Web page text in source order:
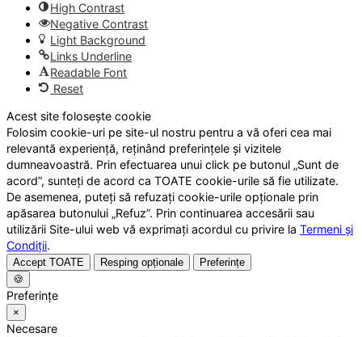
High Contrast
Negative Contrast
Light Background
Links Underline
Readable Font
Reset
Acest site folosește cookie
Folosim cookie-uri pe site-ul nostru pentru a vă oferi cea mai
relevantă experiență, reținând preferințele și vizitele
dumneavoastră. Prin efectuarea unui click pe butonul „Sunt de
acord”, sunteți de acord ca TOATE cookie-urile să fie utilizate.
De asemenea, puteți să refuzați cookie-urile opționale prin
apăsarea butonului „Refuz”. Prin continuarea accesării sau
utilizării Site-ului web vă exprimați acordul cu privire la Termeni și
Condiții.
Accept TOATE Resping opționale
Preferințe
🍪
Preferințe
×
Necesare